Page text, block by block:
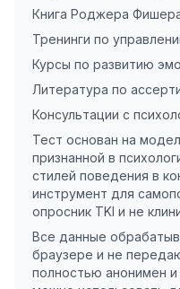
Книга Роджера
Тренинги по
Курсы по развитию
Литература по
Консультации с
Тест основан на
признанной в
стилей поведения в
инструмент для
опросник TKI и не
Все данные
браузере и не
полностью анонимен